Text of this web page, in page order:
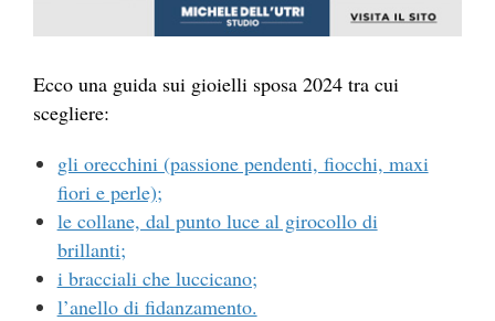
Ecco una guida sui gioielli sposa 2024 tra cui
scegliere:
gli orecchini (passione pendenti, fiocchi, maxi
fiori e perle);
le collane, dal punto luce al girocollo di
brillanti;
i bracciali che luccicano;
l’anello di fidanzamento.